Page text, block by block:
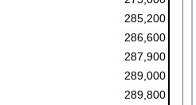
285,200
286,600
287,900
289,000
289,800